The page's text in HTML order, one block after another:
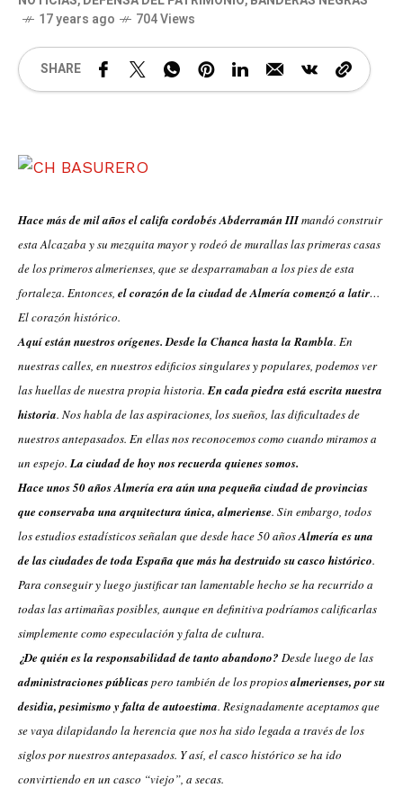
17 years ago
704 Views
SHARE
Hace más de mil años el califa cordobés Abderramán IIImandó construir
esta Alcazaba y su mezquita mayor y rodeó de murallas las primeras casas
de los primeros almerienses, que se desparramaban a los pies de esta
fortaleza. Entonces, el corazón de la ciudad de Almería comenzó a latir…
El corazón histórico.
Aquí están nuestros orígenes. Desde la Chanca hasta la Rambla. En
nuestras calles, en nuestros edificios singulares y populares, podemos ver
las huellasde nuestra propia historia.En cada piedra está escrita nuestra
historia. Nos habla de las aspiraciones, los sueños, las dificultades de
nuestros antepasados. En ellas nos reconocemos como cuando miramos a
un espejo.La ciudad de hoy nos recuerda quienes somos.
Hace unos 50 años Almería era aún una pequeña ciudad de provincias
que conservaba una arquitectura única, almeriense. Sin embargo, todos
los estudios estadísticos señalan que desde hace 50 añosAlmería es una
de las ciudades de toda España que más ha destruido su casco histórico.
Para conseguir y luego justificar tan lamentable hecho se ha recurrido a
todas las artimañas posibles, aunque en definitiva podríamos calificarlas
simplemente como especulación y falta de cultura.
¿De quién es la responsabilidad de tanto abandono? Desde luego de las
administraciones públicaspero también de los propiosalmerienses, por su
desidia, pesimismo y falta de autoestima. Resignadamente aceptamos que
se vaya dilapidando la herencia que nos ha sido legada a través de los
siglos por nuestros antepasados. Y así, el casco histórico se ha ido
convirtiendo en un casco “viejo”, a secas.